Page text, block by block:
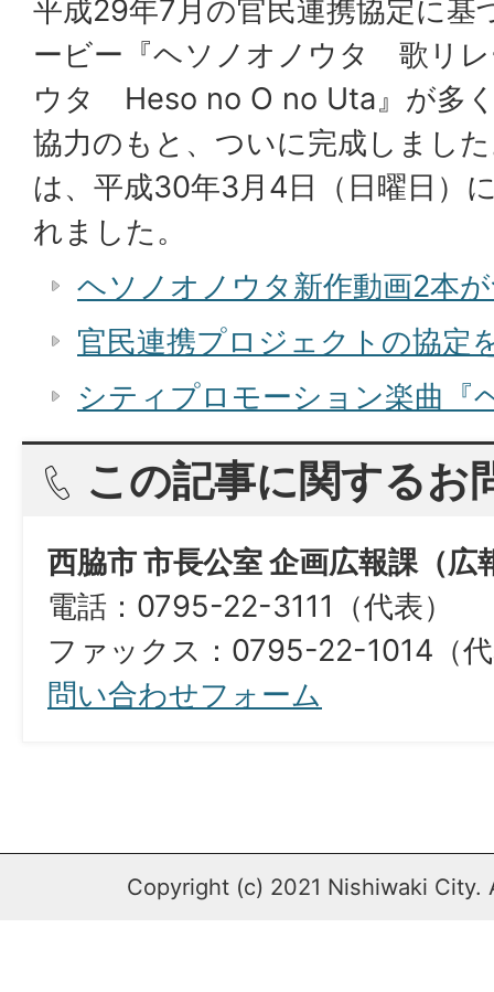
平成29年7月の官民連携協定に基
ービー『ヘソノオノウタ 歌リ
ウタ Heso no O no Uta』が多
協力のもと、ついに完成しまし
は、平成30年3月4日（日曜日）
れました。
ヘソノオノウタ新作動画2本
官民連携プロジェクトの協定
シティプロモーション楽曲『
この記事に関するお
西脇市 市長公室 企画広報課（広
電話：0795-22-3111（代表）
ファックス：0795-22-1014（
問い合わせフォーム
Copyright (c) 2021 Nishiwaki City.